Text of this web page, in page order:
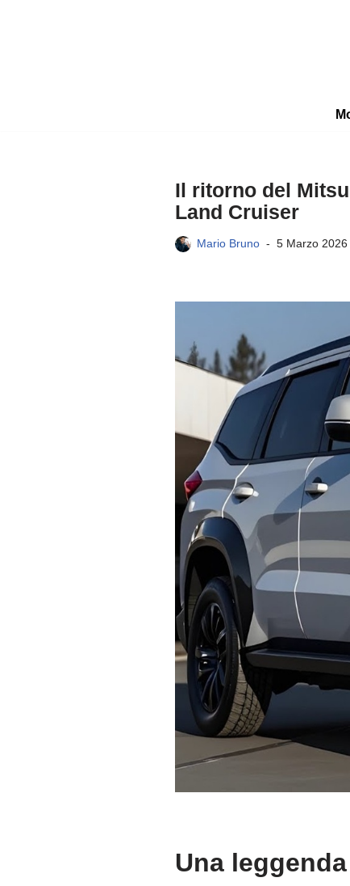
Il ritorno del
Land Cruiser
Mario Bruno 5 Marzo 2026
Una